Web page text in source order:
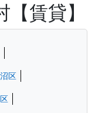
賃貸】
区